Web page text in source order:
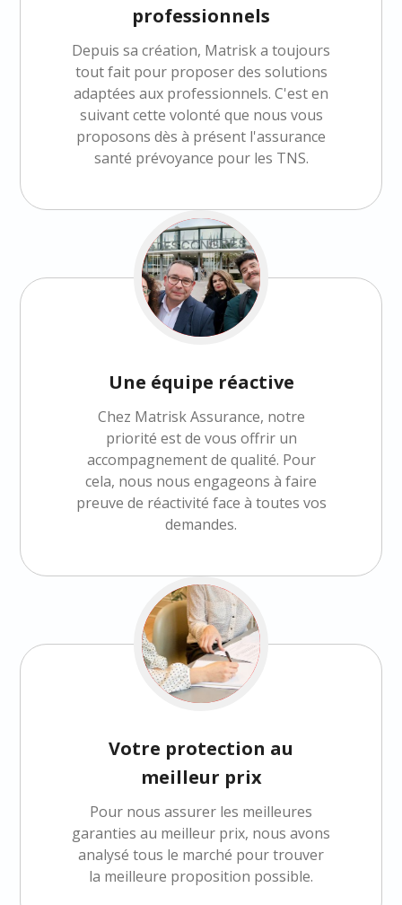
professionnels
Depuis sa création, Matrisk a toujours
tout fait pour proposer des solutions
adaptées aux professionnels. C'est en
suivant cette volonté que nous vous
proposons dès à présent l'assurance
santé prévoyance pour les TNS.
Une équipe réactive
Chez Matrisk Assurance, notre
priorité est de vous offrir un
accompagnement de qualité. Pour
cela, nous nous engageons à faire
preuve de réactivité face à toutes vos
demandes.
Votre protection au
meilleur prix
Pour nous assurer les meilleures
garanties au meilleur prix, nous avons
analysé tous le marché pour trouver
la meilleure proposition possible.